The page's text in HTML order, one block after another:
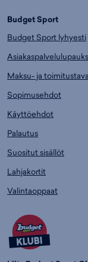
Budget Sport
Budget Sport lyhyesti
Maksu- ja
Sopimusehdot
Käyttöehdot
Palautus
Suositut sisällöt
Lahjakortit
Valintaoppaat